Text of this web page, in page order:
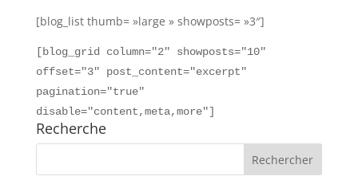
[blog_list thumb= »large » showposts= »3″]
[blog_grid column="2" showposts="10"
offset="3" post_content="excerpt"
pagination="true"
disable="content,meta,more"]
Recherche